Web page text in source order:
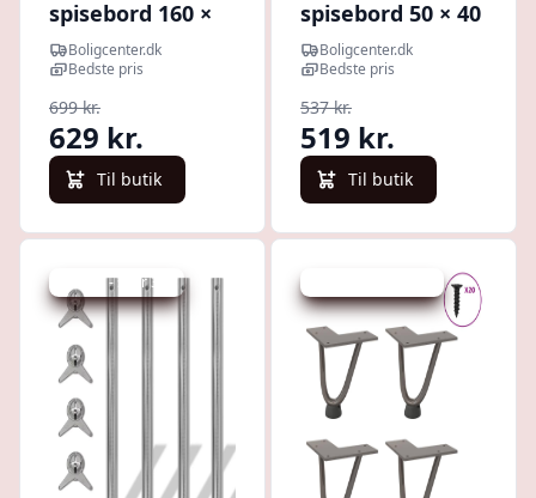
spisebord 160 ×
80 × 73 cm - X-
stel i stål, sort
Boligcenter.dk
Bedste pris
699 kr.
629 kr.
Til butik
spisebord 50 × 40
× 73 cm - Y-stel i
stål, sort
Boligcenter.dk
Bedste pris
537 kr.
519 kr.
Til butik
Udsalg - spar 3 %